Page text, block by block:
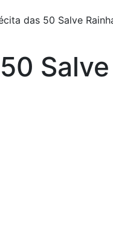
das 50 Salve